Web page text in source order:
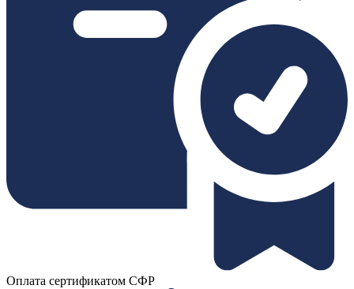
Оплата сертификатом СФР